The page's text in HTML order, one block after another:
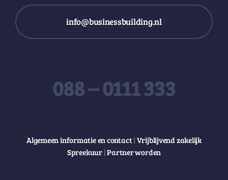
info@businessbuilding.nl
088 – 0111 333
Algemeen informatie en contact| Vrijblijvend zakelijk
Spreekuur |Partner worden